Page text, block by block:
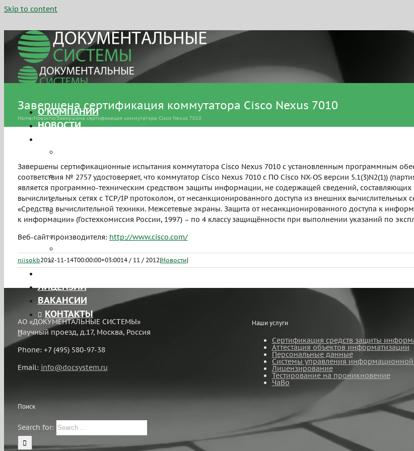
Skip to content
О КОМПАНИИ
НОВОСТИ
информации
Аттестация объектов
информатизации
Персональные данные
Системы управления
информационной безопасностью
Лицензирование
ЧаВо
ЛИЦЕНЗИИ
ВАКАНСИИ
КОНТАКТЫ
Завершена сертификация коммутатора Cisco Nexus 7010
Home/Новости/Завершена сертификация коммутатора Cisco Nexus 7010
Завершены сертификационные испытания коммутатора Cisco Nexus 7010 с установленным программным
соответствия № 2757 удостоверяет, что коммутатор Cisco Nexus 7010 с ПО Cisco NX-OS версии 5.1(3)N2(1))
является программно-техническим средством защиты информации, не содержащей сведений, составляющих
вычислительных сетях с TCP/IP протоколом, от несанкционированного доступа из внешних вычислительных
«Средства вычислительной техники. Межсетевые экраны. Защита от несанкционированного доступа к
к информации» (Гостехкомиссия России, 1997) – по 4 классу защищённости при выполнении указаний по
Веб-сайт производителя: http://www.cisco.com/
niisokb2012-11-14T00:00:00+03:0014 / 11 / 2012|Новости|
АО «ДОКУМЕНТАЛЬНЫЕ СИСТЕМЫ»
Научный проезд, д.17, Москва, Россия
Phone: +7 (495) 580-97-38
Email: info@docsystem.ru
Наши услуги
Сертификация средств защиты
Аттестация объектов информатизации
Персональные данные
Системы управления информационной
Лицензирование
Тестирование на проникновение
ЧаВо
Поиск
Search for: